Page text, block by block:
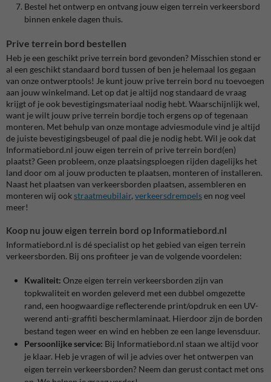
Bestel het ontwerp en ontvang jouw eigen terrein verkeersbord
binnen enkele dagen thuis.
Prive terrein bord bestellen
Heb je een geschikt prive terrein bord gevonden? Misschien stond er
al een geschikt standaard bord tussen of ben je helemaal los gegaan
van onze ontwerptools! Je kunt jouw prive terrein bord nu toevoegen
aan jouw winkelmand. Let op dat je altijd nog standaard de vraag
krijgt of je ook bevestigingsmateriaal nodig hebt. Waarschijnlijk wel,
want je wilt jouw prive terrein bordje toch ergens op of tegenaan
monteren. Met behulp van onze montage adviesmodule vind je altijd
de juiste bevestigingsbeugel of paal die je nodig hebt. Wil je ook dat
Informatiebord.nl jouw eigen terrein of prive terrein bord(en)
plaatst? Geen probleem, onze plaatsingsploegen rijden dagelijks het
land door om al jouw producten te plaatsen, monteren of installeren.
Naast het plaatsen van verkeersborden plaatsen, assembleren en
monteren wij ookstraatmeubilair, verkeersdrempelsen nog veel
meer!
Koop nu jouw eigen terrein bord op Informatiebord.nl
Informatiebord.nl is dé specialist op het gebied van eigen terrein
verkeersborden. Bij ons profiteer je van de volgende voordelen:
Kwaliteit: Onze eigen terrein verkeersborden zijn van
topkwaliteit en worden geleverd met een dubbel omgezette
rand, een hoogwaardige reflecterende print/opdruk en een UV-
werend anti-graffiti beschermlaminaat. Hierdoor zijn de borden
bestand tegen weer en wind en hebben ze een lange levensduur.
Persoonlijke service: Bij Informatiebord.nl staan we altijd voor
je klaar. Heb je vragen of wil je advies over het ontwerpen van
eigen terrein verkeersborden? Neem dan gerust contact met ons